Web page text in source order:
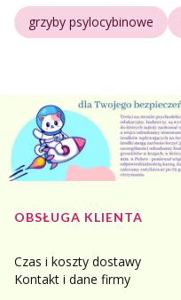
grzyby psylocybinowe
Linki w stopce
OBSŁUGA KLIENTA
Czas i koszty dostawy
Kontakt i dane firmy